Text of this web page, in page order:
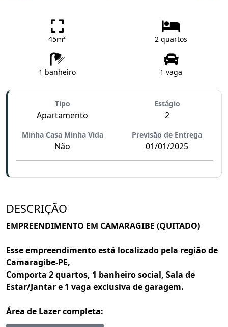
45m² 2 quartos
1 banheiro 1 vaga
Tipo
Apartamento
Estágio
2
Minha Casa Minha Vida
Não
Previsão de Entrega
01/01/2025
DESCRIÇÃO
EMPREENDIMENTO EM CAMARAGIBE (QUITADO)
Esse empreendimento está localizado pela região de
Camaragibe-PE,
Comporta 2 quartos, 1 banheiro social, Sala de
Estar/Jantar e 1 vaga exclusiva de garagem.
Área de Lazer completa: